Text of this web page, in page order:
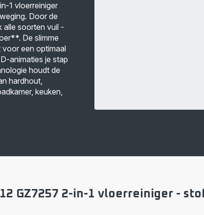
1 vloerreiniger
Door de
alle soorten vuil -
De slimme
een optimaal
animaties je stap
houdt de
hardhout,
keuken,
GZ7257 2-in-1 vloerreiniger -